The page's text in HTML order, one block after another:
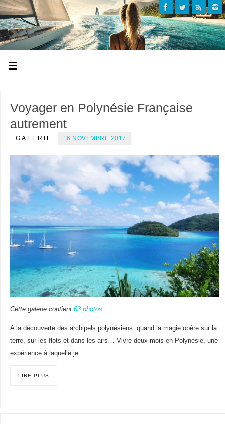
Voyager en Polynésie Française
autrement
GALERIE 16 NOVEMBRE 2017
Cette galerie contient 63 photos
A la découverte des archipels polynésiens: quand la magie opère sur la
terre, sur les flots et dans les airs… Vivre deux mois en Polynésie, une
expérience à laquelle je…
LIRE PLUS